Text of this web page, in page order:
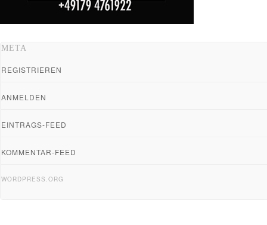
META
REGISTRIEREN
ANMELDEN
EINTRAGS-FEED
KOMMENTAR-FEED
WORDPRESS.ORG